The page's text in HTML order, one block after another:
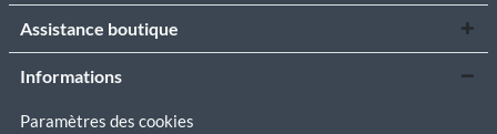
Assistance boutique
Informations
Paramètres des cookies